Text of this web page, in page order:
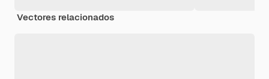
Vectores relacionados